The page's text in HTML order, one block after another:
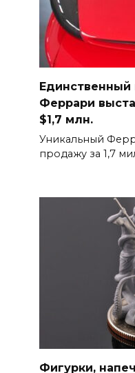
Единственный
Феррари
$1,7 млн.
Уникальный
продажу за 1,7
Фигурки,